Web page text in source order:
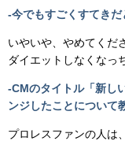
-今でもすごくすてきだ
いやいや、やめてくだ
ダイエットしなくなっ
-CMのタイトル「新し
ンジしたことについて
プロレスファンの人は